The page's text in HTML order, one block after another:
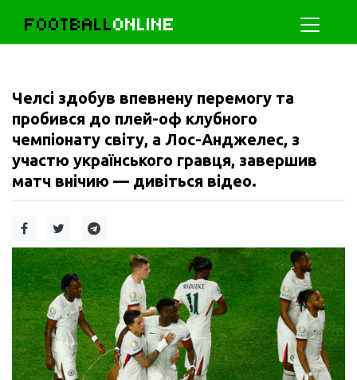
FOOTBALLONLINE
Челсі здобув впевнену перемогу та
пробився до плей-оф клубного
чемпіонату світу, а Лос-Анджелес, з
участю українського гравця, завершив
матч внічию — дивіться відео.